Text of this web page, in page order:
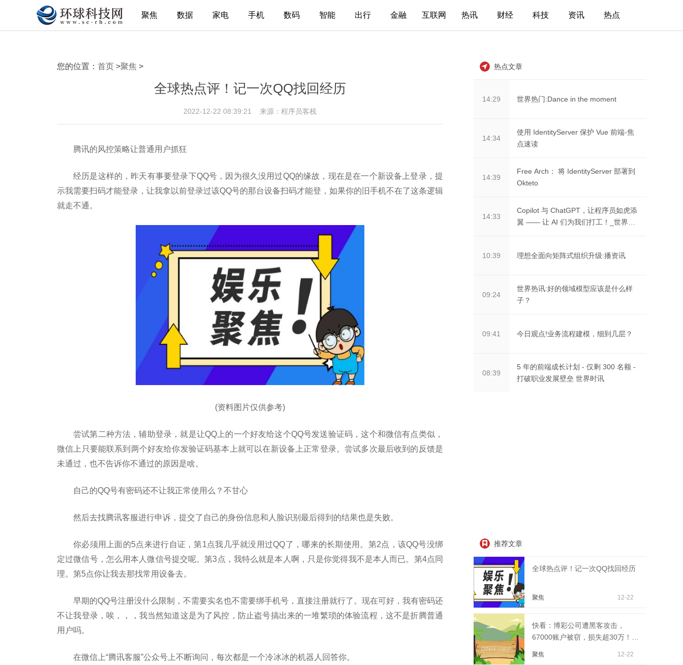
聚焦 数据 家电 手机 数码 智能 出行 金融 互联网 热讯 财经 科技 资讯 热点
您的位置： 首页 >聚焦 >
全球热点评！记一次QQ找回经历
2022-12-22 08:39:21 来源：程序员客栈
腾讯的风控策略让普通用户抓狂
经历是这样的，昨天有事要登录下QQ号，因为很久没用过QQ的缘故，现在是在一个新设备上登录，提
示我需要扫码才能登录，让我拿以前登录过该QQ号的那台设备扫码才能登，如果你的旧手机不在了这条逻辑
就走不通。
(资料图片仅供参考)
尝试第二种方法，辅助登录，就是让QQ上的一个好友给这个QQ号发送验证码，这个和微信有点类似，
微信上只要能联系到两个好友给你发验证码基本上就可以在新设备上正常登录。尝试多次最后收到的反馈是
未通过，也不告诉你不通过的原因是啥。
自己的QQ号有密码还不让我正常使用么？不甘心
然后去找腾讯客服进行申诉，提交了自己的身份信息和人脸识别最后得到的结果也是失败。
你必须用上面的5点来进行自证，第1点我几乎就没用过QQ了，哪来的长期使用。第2点，该QQ号没绑
定过微信号，怎么用本人微信号提交呢。第3点，我特么就是本人啊，只是你觉得我不是本人而已。第4点同
理。第5点你让我去那找常用设备去。
早期的QQ号注册没什么限制，不需要实名也不需要绑手机号，直接注册就行了。现在可好，我有密码还
不让我登录，唉，，，我当然知道这是为了风控，防止盗号搞出来的一堆繁琐的体验流程，这不是折腾普通
用户吗。
在微信上“腾讯客服”公众号上不断询问，每次都是一个冷冰冰的机器人回答你。
热点文章
14:29 世界热门:Dance in the moment
14:34
使用 IdentityServer 保护 Vue 前端-焦
点速读
14:39
Free Arch： 将 IdentityServer 部署到
Okteto
14:33
Copilot 与 ChatGPT，让程序员如虎添
翼 —— 让 AI 们为我们打工！_世界头
10:39 理想全面向矩阵式组织升级:播资讯
09:24
世界热讯:好的领域模型应该是什么样
子？
09:41 今日观点!业务流程建模，细到几层？
08:39
5 年的前端成长计划 - 仅剩 300 名额 -
打破职业发展壁垒 世界时讯
推荐文章
全球热点评！记一次QQ找回经历
聚焦 12-22
快看：博彩公司遭黑客攻击，
67000账户被窃，损失超30万！公
聚焦 12-22